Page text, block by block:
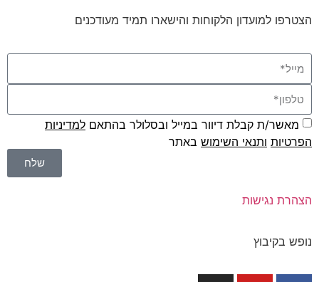
הצטרפו למועדון הלקוחות והישארו תמיד מעודכנים
מאשר/ת קבלת דיוור במייל ובסלולר בהתאם למדיניות
הפרטיות ותנאי השימוש באתר
שלח
הצהרת נגישות
נופש בקיבוץ